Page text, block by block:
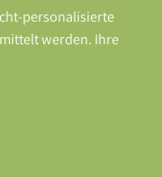
personalisierte
werden. Ihre